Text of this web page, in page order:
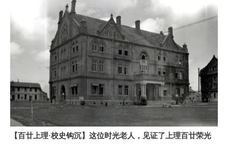
德文实业学堂，以饷学者。……即定于明年开办。求学诸生迨一经
毕业后，亦即可名为世界之大工程师矣。”《申报》招生告白1912
年6月，引进德国实科教育体系的工学堂开学，由著名工厂捐赠的
总价20万马克的模型和机器，飘洋过海来到学校。不久，校方仿照
普鲁士皇家机械学校（今汉诺威大学）风格，聘请德国建筑工程师
卡尔·倍克为工科教学楼绘制图纸。1913年底工科讲堂落成。1914
年6月2日举行工科成立会，来宾2000余人，颇一时之盛。《申报》
以《德华高等工业学校开幕纪盛》为题作了报道：“是日，萨镇冰
【百廿上理·校史钩沉】这位时光老人，见证了上理百廿荣光